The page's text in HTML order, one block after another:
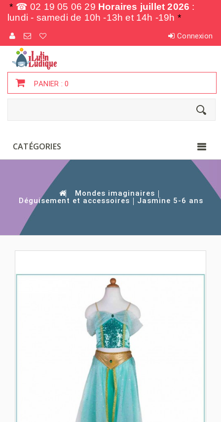
* ☎ 02 19 05 06 29 Horaires juillet 2026 :
lundi - samedi de 10h -13h et 14h -19h *
Connexion
PANIER :0
CATÉGORIES
Mondes imaginaires
Déguisement et accessoires
Jasmine 5-6 ans